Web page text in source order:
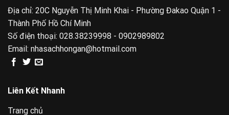
Địa chỉ: 20C Nguyễn Thị Minh Khai - Phường Đakao Quận 1 -
Thành Phố Hồ Chí Minh
Số điện thoại: 028.38239998 - 0902989802
Email: nhasachhongan@hotmail.com
Liên Kết Nhanh
Trang chủ